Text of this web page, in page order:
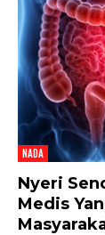
NADA
Nyeri
Medis